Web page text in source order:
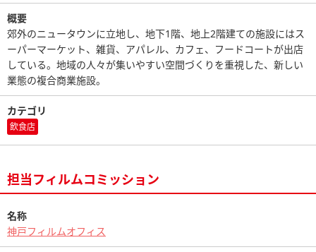
概要
郊外のニュータウンに立地し、地下1階、地上2階建ての施設にはス
ーパーマーケット、雑貨、アパレル、カフェ、フードコートが出店
している。地域の人々が集いやすい空間づくりを重視した、新しい
業態の複合商業施設。
カテゴリ
飲食店
担当フィルムコミッション
名称
神戸フィルムオフィス